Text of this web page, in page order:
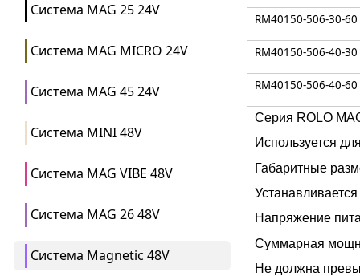
Система MAG 25 24V
Система MAG MICRO 24V
Система MAG 45 24V
Система MINI 48V
Система MAG VIBE 48V
Система MAG 26 48V
Система Magnetic 48V
RM40150-506-30-60
RM40150-506-40-30
RM40150-506-40-60
Серия ROLO
Используется
Габаритные
Напряжение
Суммарная
Не должна